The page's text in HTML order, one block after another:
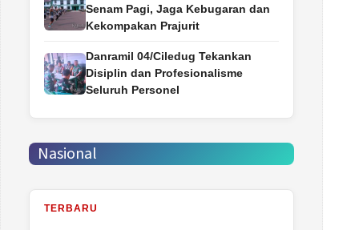
Senam Pagi, Jaga Kebugaran dan
Kekompakan Prajurit
Danramil 04/Ciledug Tekankan
Disiplin dan Profesionalisme
Seluruh Personel
Nasional
TERBARU